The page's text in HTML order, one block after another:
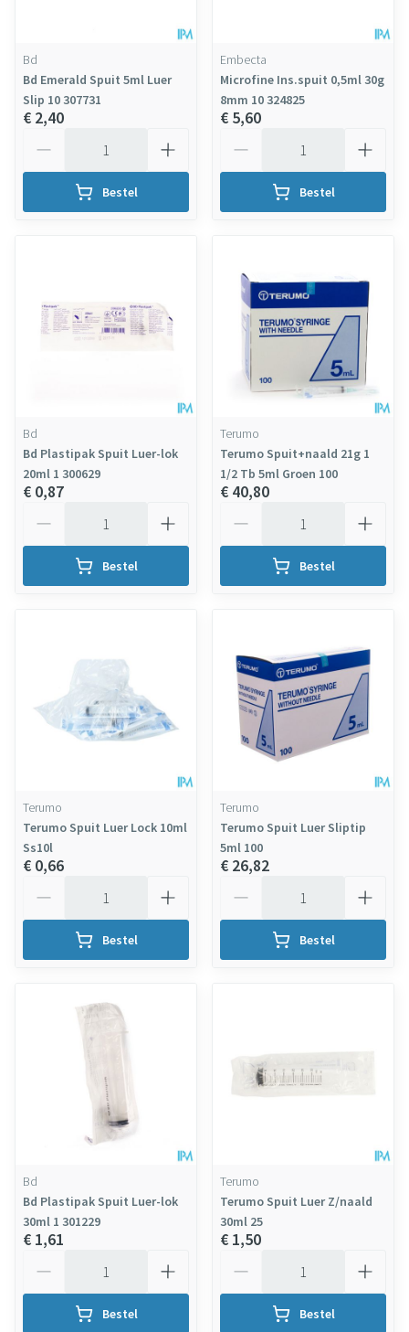
Bd
Bd Emerald Spuit 5ml Luer
Slip 10 307731
€ 2,40
Bestel
Embecta
Microfine Ins.spuit 0,5ml 30g
8mm 10 324825
€ 5,60
Bestel
Bd
Bd Plastipak Spuit Luer-lok
20ml 1 300629
€ 0,87
Bestel
Terumo
Terumo Spuit+naald 21g 1
1/2 Tb 5ml Groen 100
€ 40,80
Bestel
Terumo
Terumo Spuit Luer Lock 10ml
Ss10l
€ 0,66
Bestel
Terumo
Terumo Spuit Luer Sliptip
5ml 100
€ 26,82
Bestel
Bd
Bd Plastipak Spuit Luer-lok
30ml 1 301229
€ 1,61
Bestel
Terumo
Terumo Spuit Luer Z/naald
30ml 25
€ 1,50
Bestel